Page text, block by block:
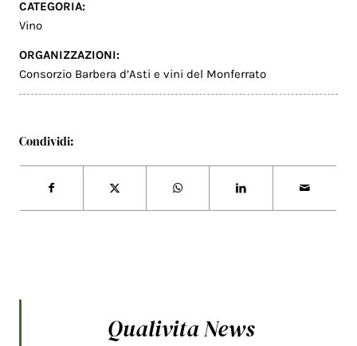
CATEGORIA:
Vino
ORGANIZZAZIONI:
Consorzio Barbera d’Asti e vini del Monferrato
Condividi:
Qualivita News